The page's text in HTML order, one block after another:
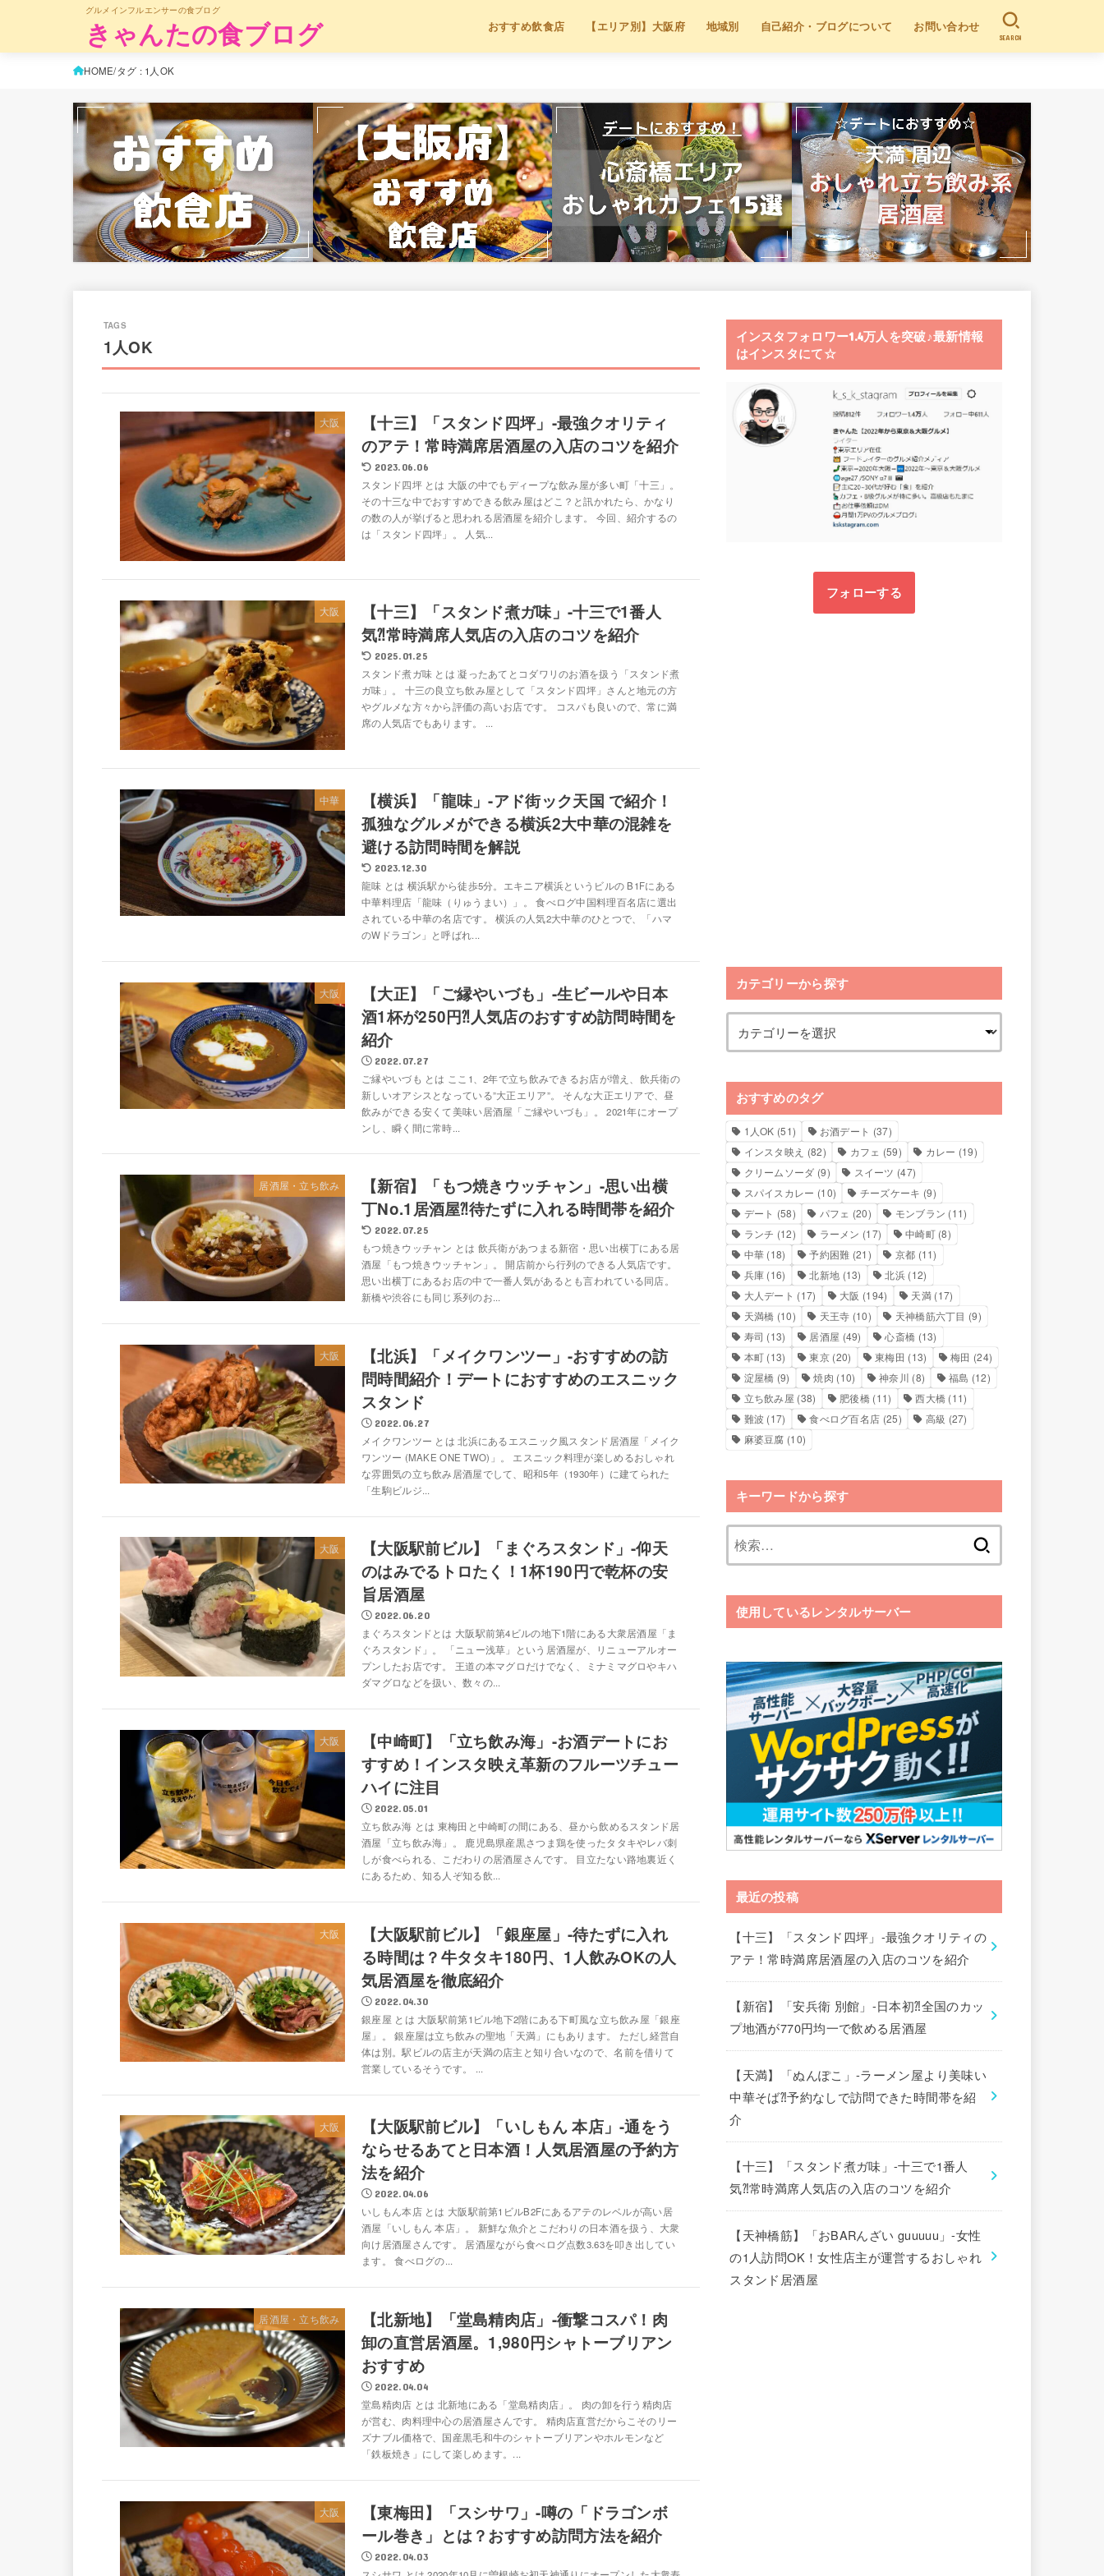
グルメインフルエンサーの食ブログ
きゃんたの食ブログ おすすめ飲食店 【エリア別】大阪府 地域別 自己紹介・ブログについて お問い合わせ
SEARCH
HOME タグ : 1人OK
1人OK
大阪
【十三】「スタンド四坪」-最強クオリティ
のアテ！常時満席居酒屋の入店のコツを紹介
2023.06.06
スタンド四坪 とは 大阪の中でもディープな飲み屋が多い町「十三」。
その十三な中でおすすめできる飲み屋はどこ？と訊かれたら、かなり
の数の人が挙げると思われる居酒屋を紹介します。 今回、紹介するの
は「スタンド四坪」。 人気...
大阪
【十三】「スタンド煮ガ味」-十三で1番人
気⁈常時満席人気店の入店のコツを紹介
2025.01.25
スタンド煮ガ味 とは 凝ったあてとコダワリのお酒を扱う「スタンド煮
ガ味」。 十三の良立ち飲み屋として「スタンド四坪」さんと地元の方
やグルメな方々から評価の高いお店です。 コスパも良いので、常に満
席の人気店でもあります。 ...
中華
【横浜】「龍味」-アド街ック天国 で紹介！
孤独なグルメができる横浜2大中華の混雑を
避ける訪問時間を解説
2023.12.30
龍味 とは 横浜駅から徒歩5分。エキニア横浜というビルの B1Fにある
中華料理店「龍味（りゅうまい）」。 食べログ中国料理百名店に選出
されている中華の名店です。 横浜の人気2大中華のひとつで、「ハマ
のWドラゴン」と呼ばれ...
大阪
【大正】「ご縁やいづも」-生ビールや日本
酒1杯が250円⁈人気店のおすすめ訪問時間を
紹介
2022.07.27
ご縁やいづも とは ここ1、2年で立ち飲みできるお店が増え、飲兵衛の
新しいオアシスとなっている”大正エリア”。 そんな大正エリアで、昼
飲みができる安くて美味い居酒屋「ご縁やいづも」。 2021年にオープ
ンし、瞬く間に常時...
居酒屋・立ち飲み
【新宿】「もつ焼きウッチャン」-思い出横
丁No.1居酒屋⁈待たずに入れる時間帯を紹介
2022.07.25
もつ焼きウッチャン とは 飲兵衛があつまる新宿・思い出横丁にある居
酒屋「もつ焼きウッチャン」。 開店前から行列のできる人気店です。
思い出横丁にあるお店の中で一番人気があるとも言われている同店。
新橋や渋谷にも同じ系列のお...
大阪
【北浜】「メイクワンツー」-おすすめの訪
問時間紹介！デートにおすすめのエスニック
スタンド
2022.06.27
メイクワンツー とは 北浜にあるエスニック風スタンド居酒屋「メイク
ワンツー (MAKE ONE TWO)」。 エスニック料理が楽しめるおしゃれ
な雰囲気の立ち飲み居酒屋でして、昭和5年（1930年）に建てられた
「生駒ビルジ...
大阪
【大阪駅前ビル】「まぐろスタンド」-仰天
のはみでるトロたく！1杯190円で乾杯の安
旨居酒屋
2022.06.20
まぐろスタンドとは 大阪駅前第4ビルの地下1階にある大衆居酒屋「ま
ぐろスタンド」。 「ニュー浅草」という居酒屋が、リニューアルオー
プンしたお店です。 王道の本マグロだけでなく、ミナミマグロやキハ
ダマグロなどを扱い、数々の...
大阪
【中崎町】「立ち飲み海」-お酒デートにお
すすめ！インスタ映え革新のフルーツチュー
ハイに注目
2022.05.01
立ち飲み海 とは 東梅田と中崎町の間にある、昼から飲めるスタンド居
酒屋「立ち飲み海」。 鹿児島県産黒さつま鶏を使ったタタキやレバ刺
しが食べられる、こだわりの居酒屋さんです。 目立たない路地裏近く
にあるため、知る人ぞ知る飲...
大阪
【大阪駅前ビル】「銀座屋」-待たずに入れ
る時間は？牛タタキ180円、1人飲みOKの人
気居酒屋を徹底紹介
2022.04.30
銀座屋 とは 大阪駅前第1ビル地下2階にある下町風な立ち飲み屋「銀座
屋」。 銀座屋は立ち飲みの聖地「天満」にもあります。 ただし経営自
体は別。駅ビルの店主が天満の店主と知り合いなので、名前を借りて
営業しているそうです。 ...
大阪
【大阪駅前ビル】「いしもん 本店」-通をう
ならせるあてと日本酒！人気居酒屋の予約方
法を紹介
2022.04.06
いしもん本店 とは 大阪駅前第1ビルB2Fにあるアテのレベルが高い居
酒屋「いしもん 本店」。 新鮮な魚介とこだわりの日本酒を扱う、大衆
向け居酒屋さんです。 居酒屋ながら食べログ点数3.63を叩き出してい
ます。 食べログの...
居酒屋・立ち飲み
【北新地】「堂島精肉店」-衝撃コスパ！肉
卸の直営居酒屋。1,980円シャトーブリアン
おすすめ
2022.04.04
堂島精肉店 とは 北新地にある「堂島精肉店」。 肉の卸を行う精肉店
が営む、肉料理中心の居酒屋さんです。 精肉店直営だからこそのリー
ズナブル価格で、国産黒毛和牛のシャトーブリアンやホルモンなど
「鉄板焼き」にして楽しめます。...
大阪
【東梅田】「スシサワ」-噂の「ドラゴンボ
ール巻き」とは？おすすめ訪問方法を紹介
2022.04.03
インスタフォロワー1.4万人を突破♪最新情報
はインスタにて☆
フォローする
カテゴリーから探す
おすすめのタグ
1人OK (51) お酒デート (37)
インスタ映え (82) カフェ (59) カレー (19)
クリームソーダ (9) スイーツ (47)
スパイスカレー (10) チーズケーキ (9)
デート (58) パフェ (20) モンブラン (11)
ランチ (12) ラーメン (17) 中崎町(8)
中華 (18) 予約困難 (21) 京都 (11)
兵庫 (16) 北新地 (13) 北浜 (12)
大人デート (17) 大阪 (194) 天満(17)
天満橋 (10) 天王寺 (10) 天神橋筋六丁目 (9)
寿司 (13) 居酒屋 (49) 心斎橋 (13)
本町 (13) 東京(20) 東梅田 (13) 梅田 (24)
淀屋橋 (9) 焼肉 (10) 神奈川 (8) 福島 (12)
立ち飲み屋 (38) 肥後橋 (11) 西大橋 (11)
難波 (17) 食べログ百名店 (25) 高級 (27)
麻婆豆腐 (10)
キーワードから探す
使用しているレンタルサーバー
最近の投稿
【十三】「スタンド四坪」-最強クオリティの
アテ！常時満席居酒屋の入店のコツを紹介
【新宿】「安兵衛 別館」-日本初⁈全国のカッ
プ地酒が770円均一で飲める居酒屋
【天満】「ぬんぽこ」-ラーメン屋より美味い
中華そば⁈予約なしで訪問できた時間帯を紹
介
【十三】「スタンド煮ガ味」-十三で1番人
気⁈常時満席人気店の入店のコツを紹介
【天神橋筋】「おBARんざい guuuuu」-女性
の1人訪問OK！女性店主が運営するおしゃれ
スタンド居酒屋